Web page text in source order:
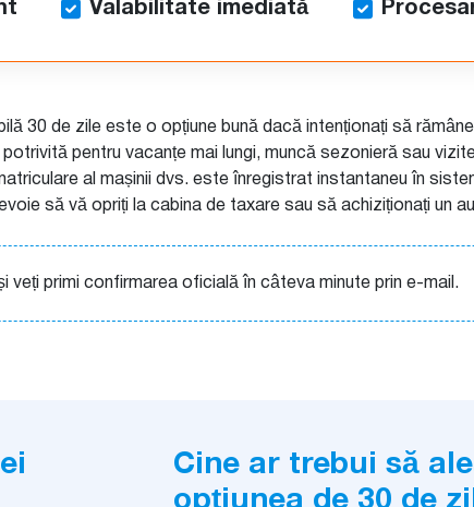
Valabilitate imediată
30 de zile este o opțiune bună dacă intenționați să
pentru vacanțe mai lungi, muncă sezonieră sau
al mașinii dvs. este înregistrat instantaneu în
să vă opriți la cabina de taxare sau să achiziționați un
veți primi confirmarea oficială în câteva minute prin e-mail.
Cine ar trebui să